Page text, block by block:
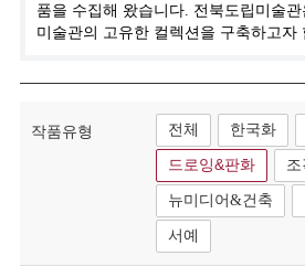
품을 수집해 왔습니다. 전북도립미술
미술관의 고유한 컬렉션을 구축하고자
작품유형 전체 한국화
드로잉&판화 조
뉴미디어&건축
서예